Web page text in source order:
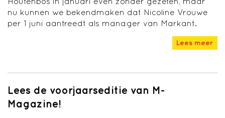
nu kunnen we bekendmaken dat Nicoline Vrouwe
per 1 juni aantreedt als manager van Markant.
Lees meer
Lees de voorjaarseditie van M-
Magazine!